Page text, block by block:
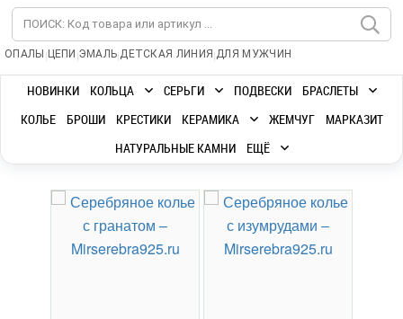
ОПАЛЫ | ЦЕПИ |ЭМАЛЬ|ДЕТСКАЯ ЛИНИЯ |ДЛЯ МУЖЧИН
НОВИНКИ КОЛЬЦА СЕРЬГИ ПОДВЕСКИ
БРАСЛЕТЫ
КОЛЬЕ
БРОШИ КРЕСТИКИ КЕРАМИКА ЖЕМЧУГ
МАРКАЗИТ
НАТУРАЛЬНЫЕ КАМНИ
ЕЩЁ